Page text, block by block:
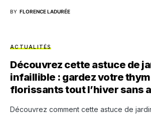
BY FLORENCE LADURÉE
ACTUALITÉS
Découvrez cette astuce de
infaillible : gardez votre
florissants tout l’hiver sans
Découvrez comment cette astuce de